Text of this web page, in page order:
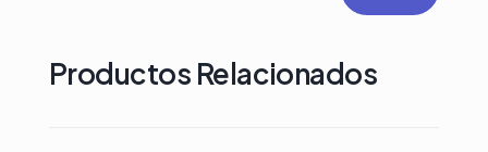
Productos Relacionados